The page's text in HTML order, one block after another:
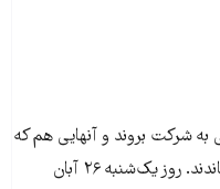
به شرکت بروند و آنهایی هم که
در شرکت بودند، دو-سه روز همان‌جا ماندند. روز یک‌شنبه ۲۶ آبان